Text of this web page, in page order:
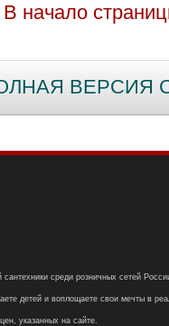
В начало
ВЕРСИЯ
среди розничных сетей
детей и воплощаете свои мечты в
указанных на сайте.